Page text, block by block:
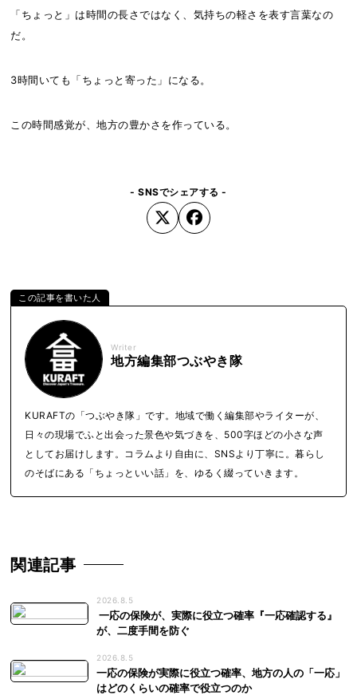
「ちょっと」は時間の長さではなく、気持ちの軽さを表す言葉なの
だ。
3時間いても「ちょっと寄った」になる。
この時間感覚が、地方の豊かさを作っている。
- SNSでシェアする -
Writer
地方編集部つぶやき隊
KURAFTの「つぶやき隊」です。地域で働く編集部やライターが、
日々の現場でふと出会った景色や気づきを、500字ほどの小さな声
としてお届けします。コラムより自由に、SNSより丁寧に。暮らし
のそばにある「ちょっといい話」を、ゆるく綴っていきます。
関連記事
2026.8.5
一応の保険が、実際に役立つ確率『一応確認する』
が、二度手間を防ぐ
2026.8.5
一応の保険が実際に役立つ確率、地方の人の「一応」
はどのくらいの確率で役立つのか